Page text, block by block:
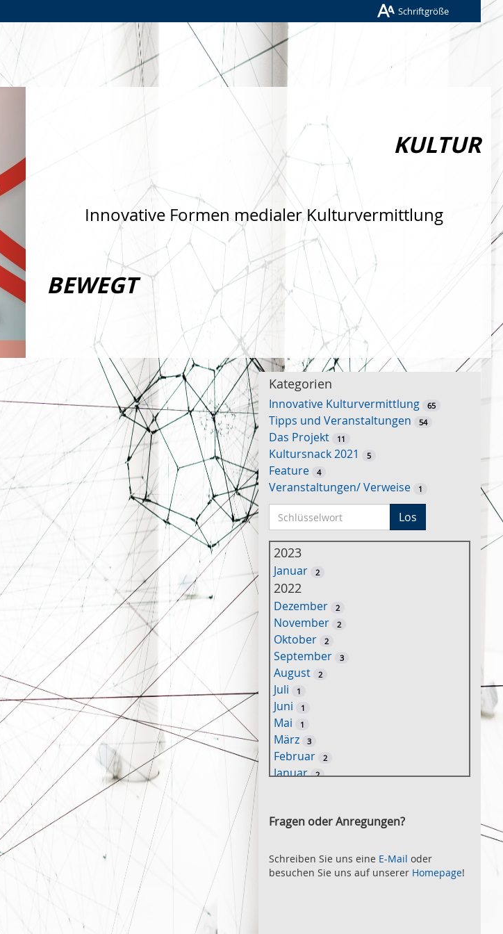
Schriftgröße
KULTUR
Innovative Formen medialer Kulturvermittlung
BEWEGT
Kategorien
Innovative Kulturvermittlung 65
Tipps und Veranstaltungen 54
Das Projekt 11
Kultursnack 2021 5
Feature 4
Veranstaltungen/ Verweise 1
c
h
ü
w
o
r
u
c
Los
2023
Januar 2
2022
Dezember 2
November 2
Oktober 2
September 3
August 2
Juli 1
Juni 1
Mai 1
März 3
Februar 2
Januar 2
Oktober 2
August 2
Juli 2
Fragen oder Anregungen?
Schreiben Sie uns eine E-Mail oder
besuchen Sie uns auf unserer Homepage!